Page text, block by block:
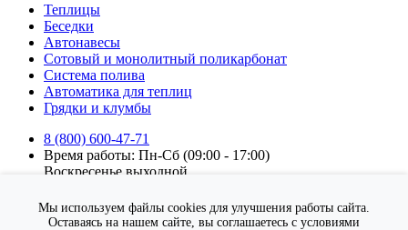
Теплицы
Беседки
Автонавесы
Сотовый и монолитный поликарбонат
Система полива
Автоматика для теплиц
Грядки и клумбы
8 (800) 600-47-71
Время работы: Пн-Сб (09:00 - 17:00)
Воскресенье выходной.
Подписка на новости
Подписаться
Мы используем файлы cookies для улучшения работы сайта.
Оставаясь на нашем сайте, вы соглашаетесь с условиями